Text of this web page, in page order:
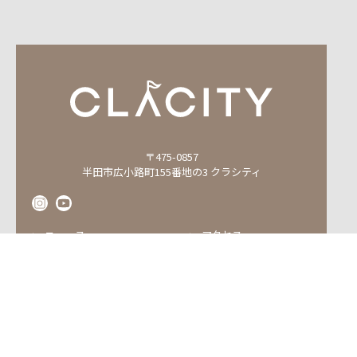
〒475-0857
半田市広小路町155番地の3 クラシティ
ニュース
アクセス